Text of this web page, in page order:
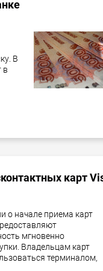
В
в
карт
о начале приема карт
мгновенно
Владельцам карт
терминалом,